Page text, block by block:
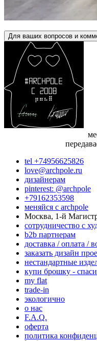
Для ваших вопросов и
tel +74956625826
love@archpole.ru
дизайнерам
pinterest: @archpole
+79162353598
меняйся с аrchpole
Москва, 1-й
cотрудничество с
b2b партнерам
доставка / оплата /
заказать дизайн
нестандартные
купи брошку -
my flat
trade-in
экологично
о нас
F.A.Q.
оферта
политика